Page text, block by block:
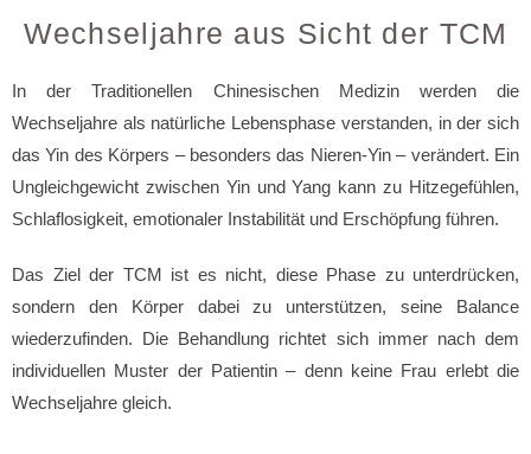
Wechseljahre aus Sicht der TCM
In der Traditionellen Chinesischen Medizin werden die
Wechseljahre als natürliche Lebensphase verstanden, in der sich
das Yin des Körpers – besonders das Nieren-Yin – verändert. Ein
Ungleichgewicht zwischen Yin und Yang kann zu Hitzegefühlen,
Schlaflosigkeit, emotionaler Instabilität und Erschöpfung führen.
Das Ziel der TCM ist es nicht, diese Phase zu unterdrücken,
sondern den Körper dabei zu unterstützen, seine Balance
wiederzufinden. Die Behandlung richtet sich immer nach dem
individuellen Muster der Patientin – denn keine Frau erlebt die
Wechseljahre gleich.